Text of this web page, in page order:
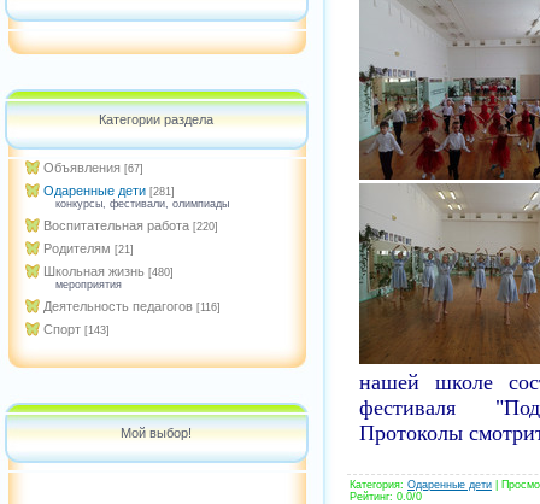
Категории раздела
Объявления [67]
Одаренные дети [281]
конкурсы, фестивали, олимпиады
Воспитательная работа [220]
Родителям [21]
Школьная жизнь [480]
мероприятия
Деятельность педагогов [116]
Спорт [143]
Мой выбор!
нашей школе
фестиваля
Протоколы
Категория: Одаренные дети
Рейтинг: 0.0/0